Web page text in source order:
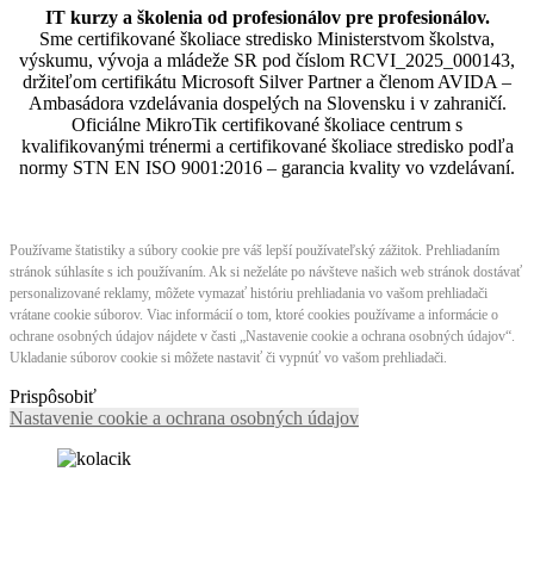
IT kurzy a školenia od profesionálov pre profesionálov.
Sme certifikované školiace stredisko Ministerstvom školstva,
výskumu, vývoja a mládeže SR pod číslom RCVI_2025_000143,
držiteľom certifikátu Microsoft Silver Partner a členom AVIDA –
Ambasádora vzdelávania dospelých na Slovensku i v zahraničí.​​​​​​​​​​​​​​​​
Oficiálne MikroTik certifikované školiace centrum s
kvalifikovanými trénermi ​​​​​​​​​​a certifikované školiace stredisko podľa
normy STN EN ISO 9001:2016 – garancia kvality vo vzdelávaní.
Používame štatistiky a súbory cookie pre váš lepší používateľský zážitok. Prehliadaním
stránok súhlasíte s ich používaním. Ak si neželáte po návšteve našich web stránok dostávať
personalizované reklamy, môžete vymazať históriu prehliadania vo vašom prehliadači
vrátane cookie súborov. Viac informácií o tom, ktoré cookies používame a informácie o
ochrane osobných údajov nájdete v časti „Nastavenie cookie a ochrana osobných údajov“.
Ukladanie súborov cookie si môžete nastaviť či vypnúť vo vašom prehliadači.
Prispôsobiť
Nastavenie cookie a ochrana osobných údajov